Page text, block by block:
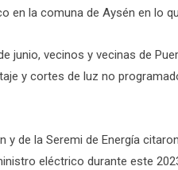
la comuna de Aysén en lo
junio, vecinos y vecinas de
y cortes de luz no
de la Seremi de Energía
eléctrico durante este